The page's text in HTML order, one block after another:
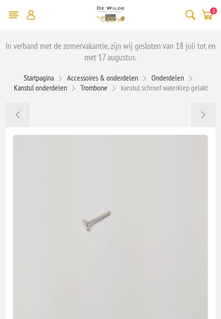
0
In verband met de zomervakantie, zijn wij gesloten van 18 juli tot en
met 17 augustus.
Startpagina Accessoires & onderdelen
Onderdelen
Kanstul onderdelen
Trombone kanstul schroef waterklep gelakt